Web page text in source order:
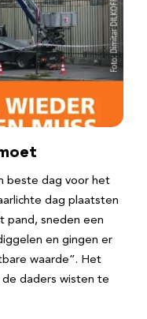
beste dag voor het
dag plaatsten
pand, sneden een
en gingen er
waarde”. Het
daders wisten te